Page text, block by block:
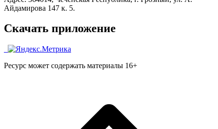
Айдамирова 147 к. 5.
Скачать приложение
Ресурс может содержать материалы 16+